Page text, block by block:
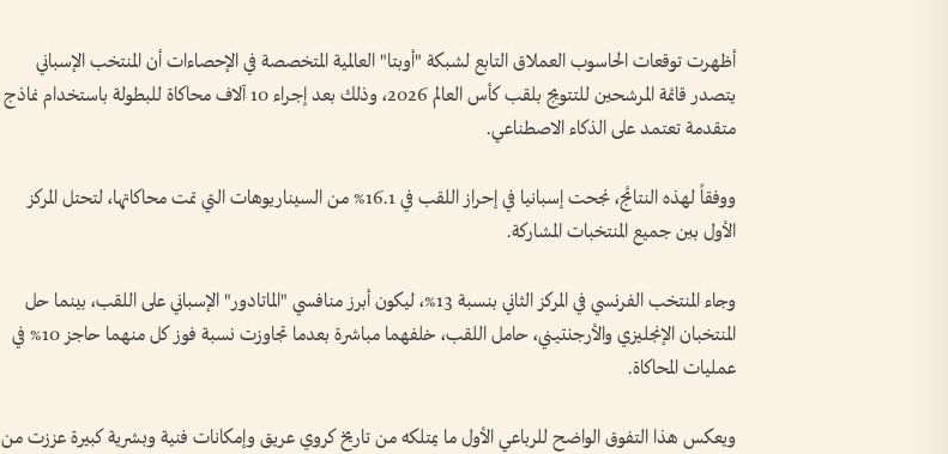
أظهرت توقعات الحاسوب العملاق التابع لشبكة "أوبتا" العالمية المتخصصة في الإحصاءات أن المنتخب الإسباني
يتصدر قائمة المرشحين للتتويج بلقب كأس العالم 2026، وذلك بعد إجراء 10 آلاف محاكاة للبطولة باستخدام نماذج
متقدمة تعتمد على الذكاء الاصطناعي.
ووفقاً لهذه النتائج، نجحت إسبانيا في إحراز اللقب في 16.1% من السيناريوهات التي تمت محاكاتها، لتحتل المركز
الأول بين جميع المنتخبات المشاركة.
وجاء المنتخب الفرنسي في المركز الثاني بنسبة 13%، ليكون أبرز منافسي "الماتادور" الإسباني على اللقب، بينما حل
المنتخبان الإنجليزي والأرجنتيني، حامل اللقب، خلفهما مباشرة بعدما تجاوزت نسبة فوز كل منهما حاجز 10% في
عمليات المحاكاة.
ويعكس هذا التفوق الواضح للرباعي الأول ما يمتلكه من تاريخ كروي عريق وإمكانات فنية وبشرية كبيرة عززت من